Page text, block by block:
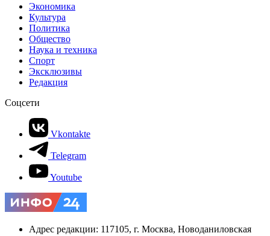
Экономика
Культура
Политика
Общество
Наука и техника
Спорт
Эксклюзивы
Редакция
Соцсети
Vkontakte
Telegram
Youtube
Адрес редакции: 117105, г. Москва, Новоданиловская